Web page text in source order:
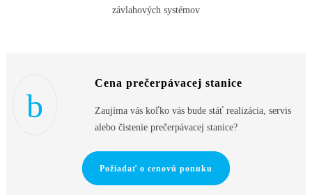
závlahových systémov
Cena prečerpávacej stanice
Zaujíma vás koľko vás bude stáť realizácia, servis
alebo čistenie prečerpávacej stanice?
Požiadať o cenovú ponuku